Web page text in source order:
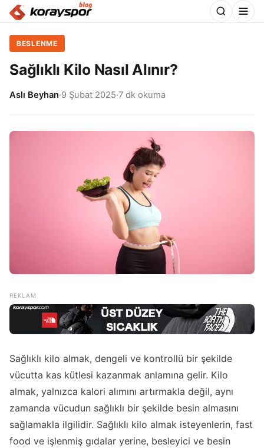
BESLENME
Sağlıklı Kilo Nasıl Alınır?
Aslı Beyhan·9 Şubat 2025·7 dk okuma
Sağlıklı kilo almak, dengeli ve kontrollü bir şekilde
vücutta kas kütlesi kazanmak anlamına gelir. Kilo
almak, yalnızca kalori alımını artırmakla değil, aynı
zamanda vücudun sağlıklı bir şekilde besin almasını
sağlamakla ilgilidir. Sağlıklı kilo almak isteyenlerin, fast
food ve işlenmiş gıdalar yerine, besleyici ve besin